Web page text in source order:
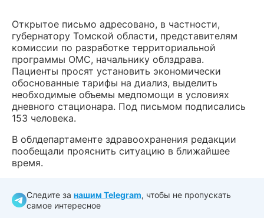
Открытое письмо адресовано, в частности,
губернатору Томской области, представителям
комиссии по разработке территориальной
программы ОМС, начальнику облздрава.
Пациенты просят установить экономически
обоснованные тарифы на диализ, выделить
необходимые объемы медпомощи в условиях
дневного стационара. Под письмом подписались
153 человека.
В облдепартаменте здравоохранения редакции
пообещали прояснить ситуацию в ближайшее
время.
Следите за нашим Telegram, чтобы не пропускать
самое интересное